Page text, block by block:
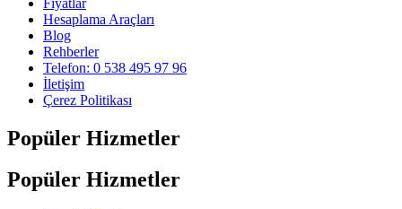
Hesaplama Araçları
Blog
Rehberler
Telefon: 0 538 495 97 96
İletişim
Çerez Politikası
Popüler Hizmetler
Popüler Hizmetler